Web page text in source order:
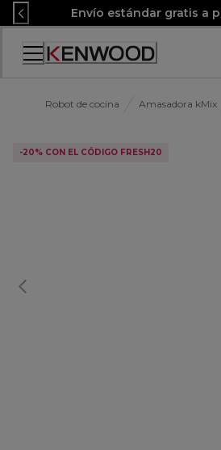
Skip
to
Content
Envío estándar gratis a
Accessibility
Robot de cocina Amasadora kMix
-20% CON EL CÓDIGO FRESH20